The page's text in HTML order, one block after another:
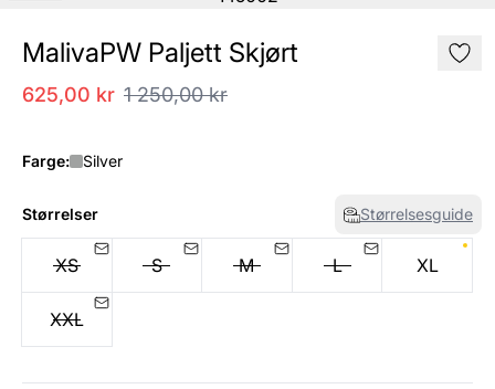
MalivaPW Paljett Skjørt
625,00 kr 1 250,00 kr
Farge: Silver
Størrelser Størrelsesguide
XS S M L XL
XXL